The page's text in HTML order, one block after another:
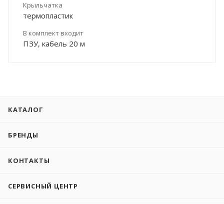
Крыльчатка
термопластик
В комплект входит
ПЗУ, кабель 20 м
КАТАЛОГ
БРЕНДЫ
КОНТАКТЫ
СЕРВИСНЫЙ ЦЕНТР